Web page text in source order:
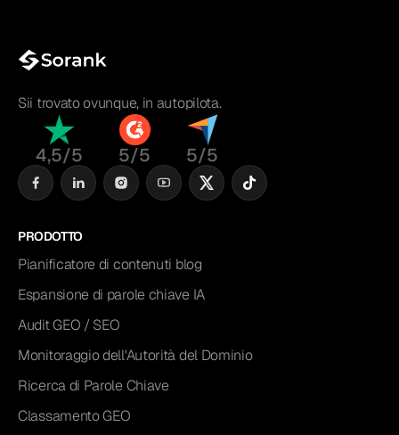
Sii trovato ovunque, in autopilota.
4,5/5 5/5 5/5
PRODOTTO
Pianificatore di contenuti blog
Espansione di parole chiave IA
Audit GEO / SEO
Monitoraggio dell'Autorità del Dominio
Ricerca di Parole Chiave
Classamento GEO